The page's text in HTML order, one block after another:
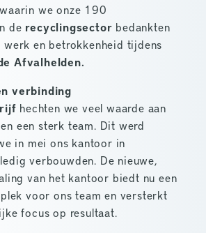
we onze 190
de recyclingsector bedankten
werk en betrokkenheid tijdens
Afvalhelden.
verbinding
hechten we veel waarde aan
een sterk team. Dit werd
in mei ons kantoor in
verbouwden. De nieuwe,
van het kantoor biedt nu een
voor ons team en versterkt
focus op resultaat.